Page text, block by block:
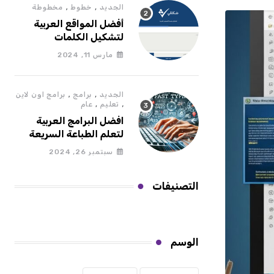
Email
الجديد , خطوط , مخطوطة
أفضل المواقع العربية
لتشكيل الكلمات
والنصوص
مارس 11, 2024
الجديد , برامج , برامج اون لاين
, تعليم , عام
افضل البرامج العربية
لتعلم الطباعة السريعة
سبتمبر 26, 2024
التصنيفات
الوسم